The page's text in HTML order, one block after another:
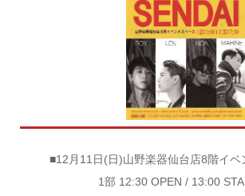
■12月11日(日)山野楽器仙台店8階イベ
1部 12:30 OPEN / 13:00